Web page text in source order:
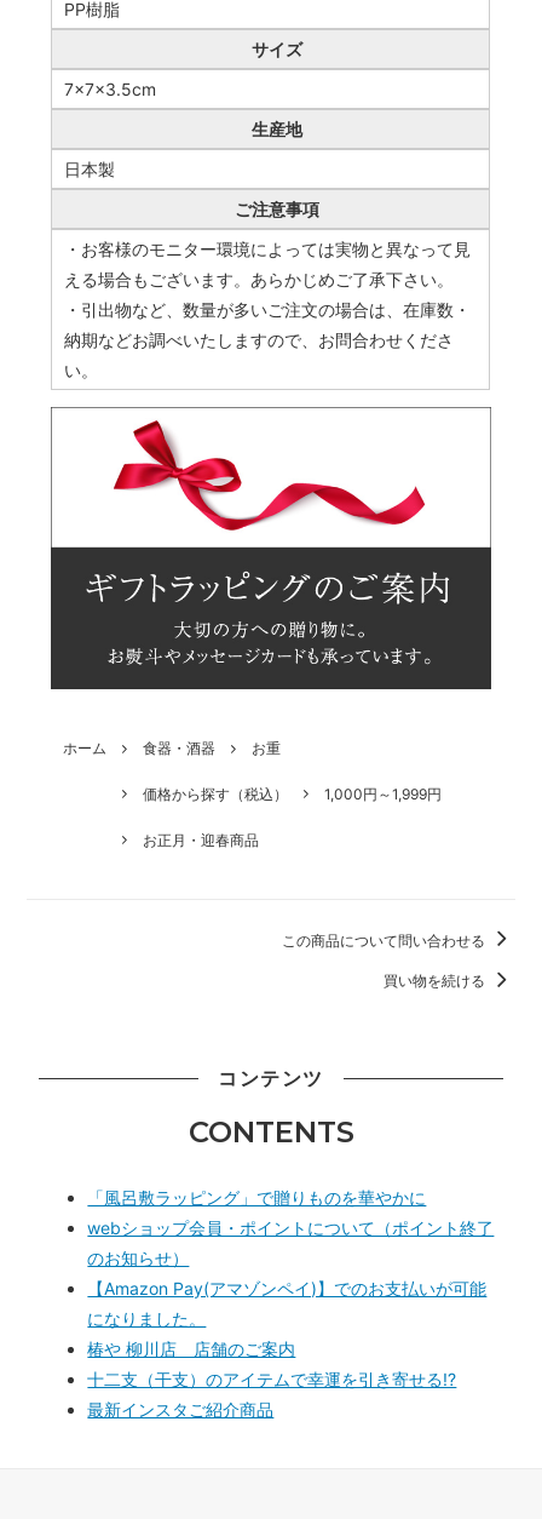
PP樹脂
サイズ
7×7×3.5cm
生産地
日本製
ご注意事項
・お客様のモニター環境によっては実物と異なって見
える場合もございます。あらかじめご了承下さい。
・引出物など、数量が多いご注文の場合は、在庫数・
納期などお調べいたしますので、お問合わせくださ
い。
ホーム 食器・酒器 お重
価格から探す（税込） 1,000円～1,999円
お正月・迎春商品
この商品について問い合わせる
買い物を続ける
コンテンツ
CONTENTS
「風呂敷ラッピング」で贈りものを華やかに
webショップ会員・ポイントについて（ポイント終了
のお知らせ）
【Amazon Pay(アマゾンペイ)】でのお支払いが可能
になりました。
椿や 柳川店 店舗のご案内
十二支（干支）のアイテムで幸運を引き寄せる!?
最新インスタご紹介商品